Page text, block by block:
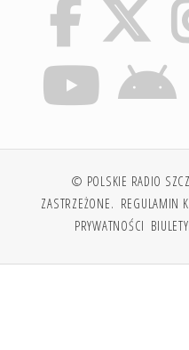
© POLSKIE RADIO
ZASTRZEŻONE. REGULAMIN
PRYWATNOŚCI